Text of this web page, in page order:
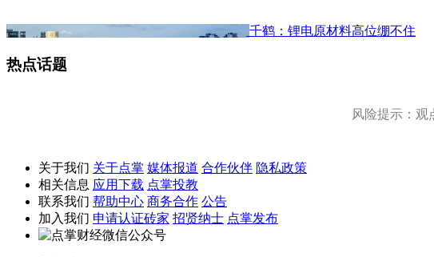
千鹤：锂电原材料高位绷不住
热点话题
风险提示：观
关于我们 关于点掌 媒体报道 合作伙伴 隐私政策
相关信息 应用下载 点掌投教
联系我们 帮助中心 商务合作 公告
加入我们 申请认证砖家 招贤纳士 点掌发布